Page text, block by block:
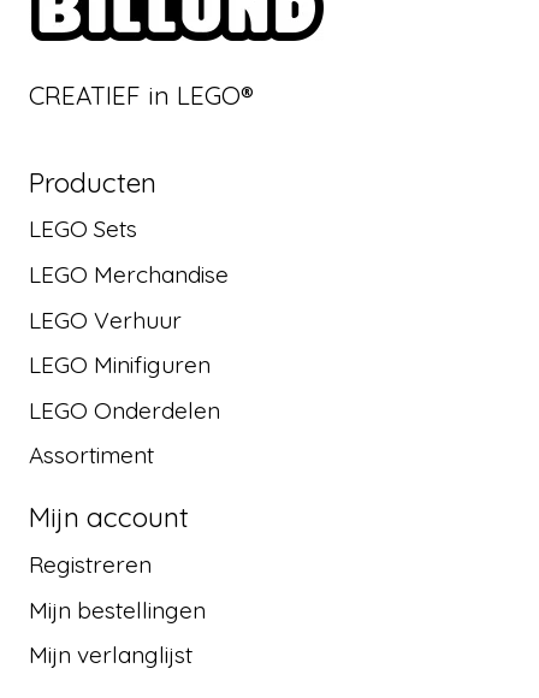
CREATIEF in LEGO®
Producten
LEGO Sets
LEGO Merchandise
LEGO Verhuur
LEGO Minifiguren
LEGO Onderdelen
Assortiment
Mijn account
Registreren
Mijn bestellingen
Mijn verlanglijst